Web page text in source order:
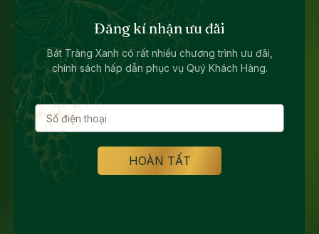
Đăng kí nhận ưu đãi
Bát Tràng Xanh có rất nhiều chương trình ưu đãi,
chính sách hấp dẫn phục vụ Quý Khách Hàng.